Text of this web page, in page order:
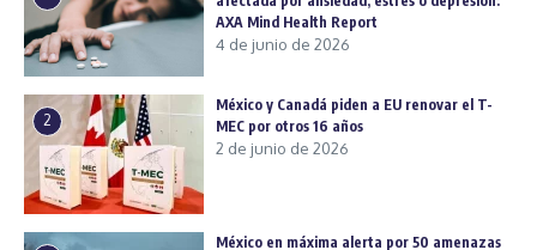
AXA Mind Health Report
4 de junio de 2026
2
México y Canadá piden a EU renovar el T-
MEC por otros 16 años
2 de junio de 2026
México en máxima alerta por 50 amenazas